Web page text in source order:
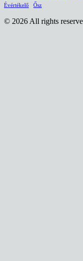
Évértékelő Ősz
© 2026 All rights